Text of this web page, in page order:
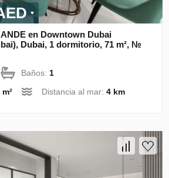
en Downtown Dubai
Dubai, 1 dormitorio, 71 m², №
Baños: 1
Distancia al mar:4 km